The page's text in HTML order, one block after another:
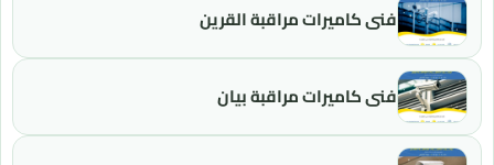
فني كاميرات مراقبة القرين
فني كاميرات مراقبة بيان